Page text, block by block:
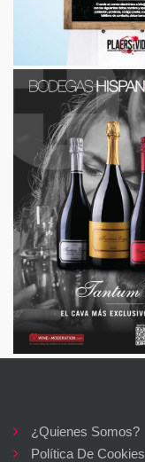
¿Quienes Somos?
Política De Cookies